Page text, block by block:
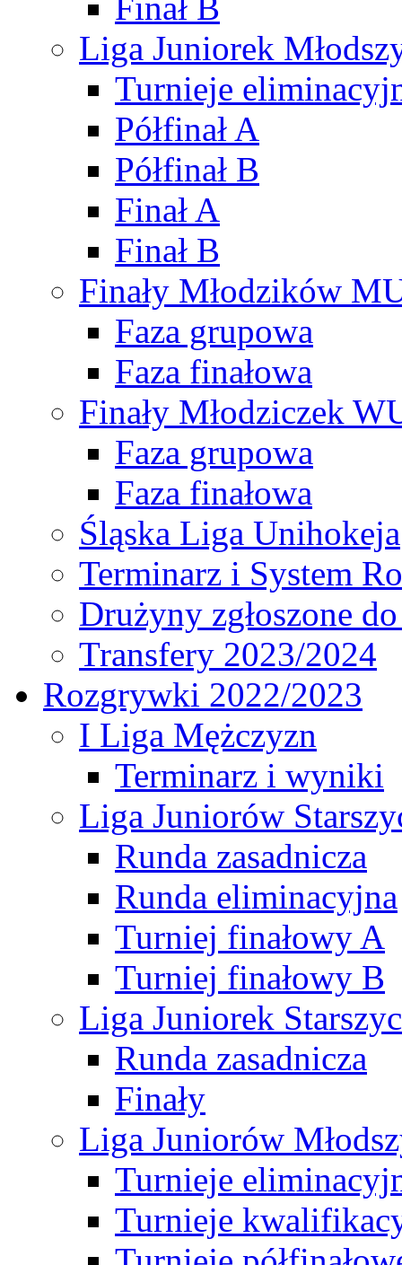
Liga Juniorek
Turnieje
Półfinał A
Półfinał B
Finał A
Finał B
Finały Młodzików
Faza grupowa
Faza finałowa
Finały Młodziczek
Faza grupowa
Faza finałowa
Śląska Liga Unihokeja
Terminarz i System
Drużyny zgłoszone
Transfery 2023/2024
Rozgrywki 2022/2023
I Liga Mężczyzn
Terminarz i wyniki
Liga Juniorów
Runda zasadnicza
Runda eliminacyjna
Turniej finałowy A
Turniej finałowy B
Liga Juniorek
Runda zasadnicza
Finały
Liga Juniorów
Turnieje
Turnieje